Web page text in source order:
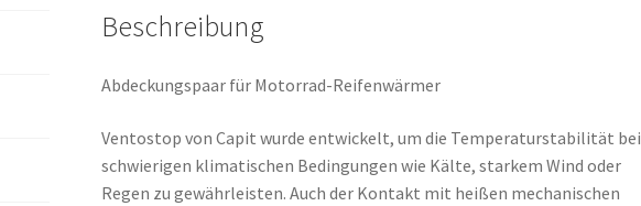
Beschreibung
Abdeckungspaar für Motorrad-Reifenwärmer
Ventostop von Capit wurde entwickelt, um die Temperaturstabilität bei
schwierigen klimatischen Bedingungen wie Kälte, starkem Wind oder
Regen zu gewährleisten. Auch der Kontakt mit heißen mechanischen